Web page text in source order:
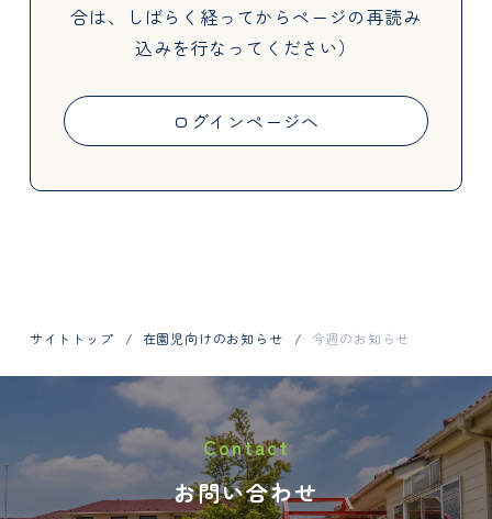
Activities
お問い合わせはお電話で
048-798-1404
合は、しばらく経ってからページの再読み
込みを行なってください）
ログインページへ
サイトトップ 在園児向けのお知らせ 今週のお知らせ
Contact
お問い合わせ